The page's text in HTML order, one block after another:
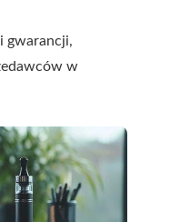
gwarancji,
w